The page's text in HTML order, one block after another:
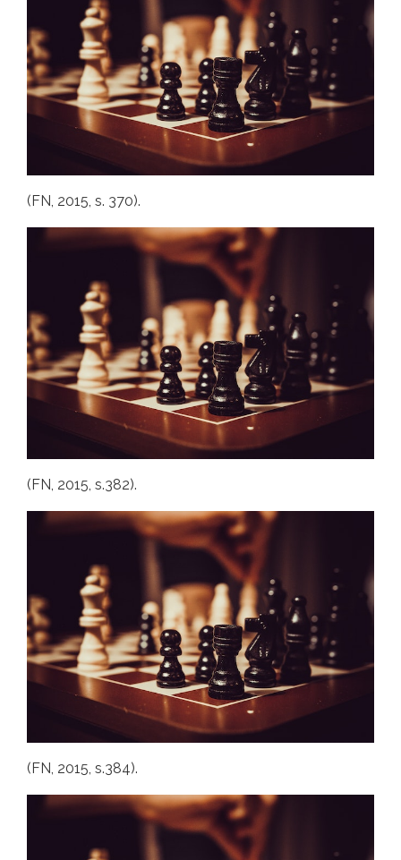
(FN, 2015, s. 370).
(FN, 2015, s.382).
(FN, 2015, s.384).